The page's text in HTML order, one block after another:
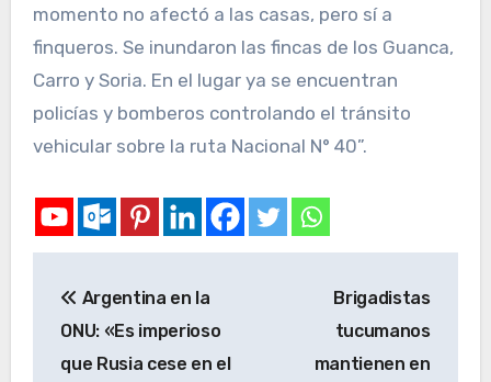
momento no afectó a las casas, pero sí a
finqueros. Se inundaron las fincas de los Guanca,
Carro y Soria. En el lugar ya se encuentran
policías y bomberos controlando el tránsito
vehicular sobre la ruta Nacional N° 40”.
Argentina en la
ONU: «Es imperioso
que Rusia cese en el
Brigadistas
tucumanos
mantienen en